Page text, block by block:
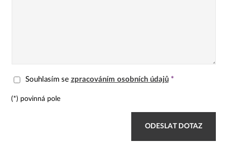
Souhlasím se zpracováním osobních údajů *
(*) povinná pole